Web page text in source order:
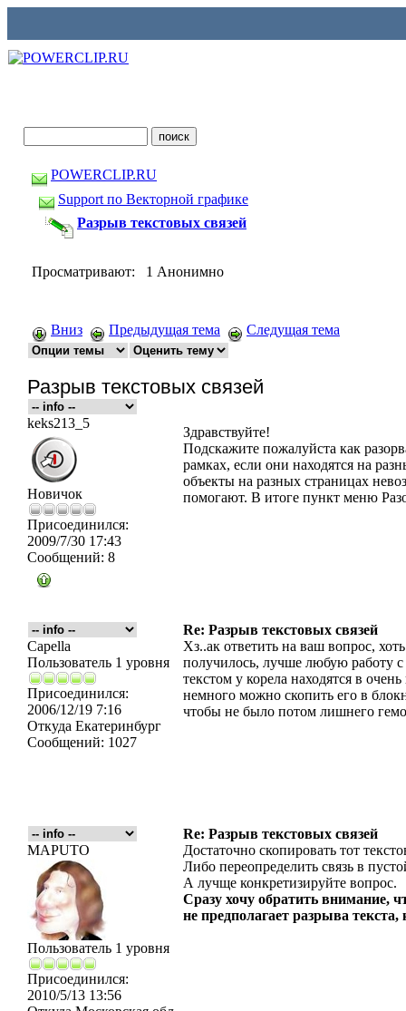
POWERCLIP.RU
Support по Векторной графике
Разрыв текстовых связей
Просматривают: 1 Анонимно
Вниз Предыдущая тема Следущая тема
Разрыв текстовых связей
keks213_5
Новичок
Присоединился:
2009/7/30 17:43
Сообщений: 8
Здравствуйте!
Подскажите пожалуйста как
рамках, если они находятся на
объекты на разных страницах
помогают. В итоге пункт меню
Re: Разрыв текстовых связей
Capella
Пользователь 1 уровня
Присоединился:
2006/12/19 7:16
Откуда Екатеринбург
Сообщений: 1027
Хз..ак ответить на ваш вопрос,
получилось, лучше любую работу
текстом у корела находятся в
немного можно скопить его в
чтобы не было потом лишнего
Re: Разрыв текстовых связей
MAPUTO
Пользователь 1 уровня
Присоединился:
2010/5/13 13:56
Достаточно скопировать тот
Либо переопределить связь в
А лучще конкретизируйте вопрос.
Сразу хочу обратить внимание,
не предполагает разрыва